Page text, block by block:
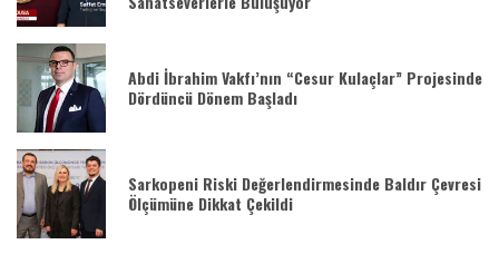
Abdi İbrahim Vakfı’nın “Cesur Kulaçlar” Projesinde
Dördüncü Dönem Başladı
Sarkopeni Riski Değerlendirmesinde Baldır Çevresi
Ölçümüne Dikkat Çekildi